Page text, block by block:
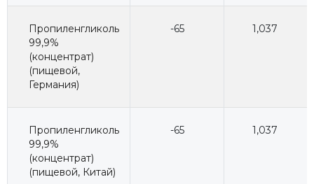
Пропиленгликоль
99,9%
(концентрат)
(пищевой,
Германия)
-65 1,037
Пропиленгликоль
99,9%
(концентрат)
(пищевой, Китай)
-65 1,037